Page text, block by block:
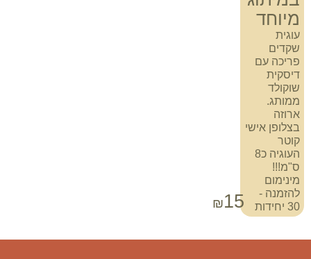
מיוחד
עוגית
שקדים
פריכה עם
דיסקית
שוקולד
ממותג.
ארוזה
בצלופן אישי
קוטר
העוגיה כ8
ס"מ!!!
מינימום
להזמנה -
30 יחידות
₪15